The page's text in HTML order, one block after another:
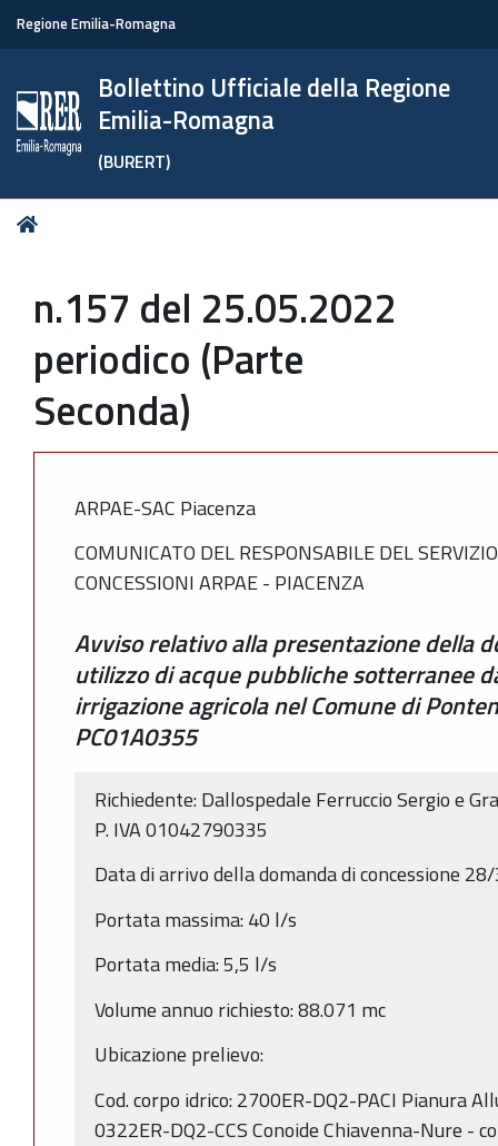
Regione Emilia-Romagna
Bollettino Ufficiale della Regione
Emilia-Romagna
(BURERT)
Tu
n.157 del 25.05.2022
periodico (Parte
Seconda)
ARPAE-SAC Piacenza
COMUNICATO DEL RESPONSABILE DEL
CONCESSIONI ARPAE - PIACENZA
Avviso relativo alla presentazione della
utilizzo di acque pubbliche sotterranee
irrigazione agricola nel Comune di
PC01A0355
Richiedente: Dallospedale Ferruccio Sergio e
P. IVA 01042790335
Data di arrivo della domanda di concessione
Portata massima: 40 l/s
Portata media: 5,5 l/s
Volume annuo richiesto: 88.071 mc
Ubicazione prelievo:
Cod. corpo idrico: 2700ER-DQ2-PACI Pianura
0322ER-DQ2-CCS Conoide Chiavenna-Nure -